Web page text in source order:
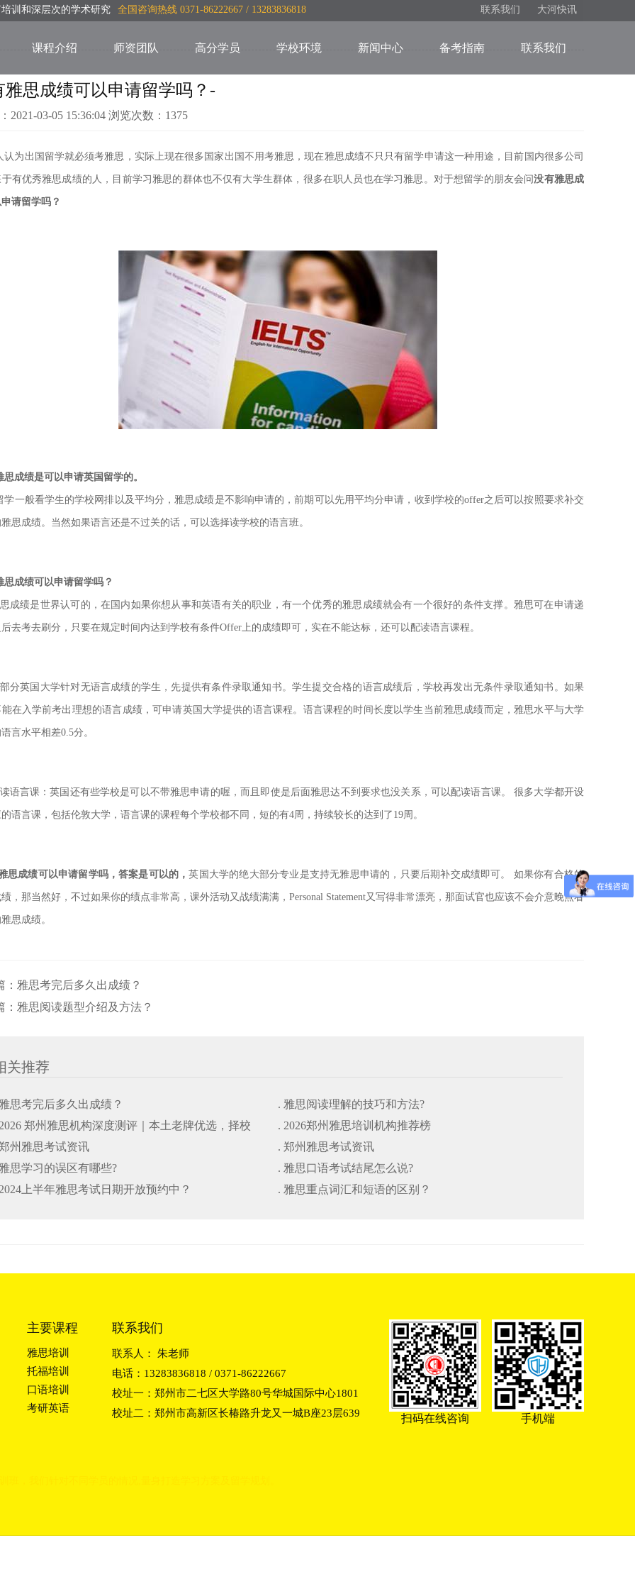
训和深层次的学术研究 全国咨询热线 0371-86222667 / 13283836818 联系我们 大河快讯
课程介绍 师资团队 高分学员 学校环境 新闻中心 备考指南 联系我们
雅思成绩可以申请留学吗？-
2021-03-05 15:36:04 浏览次数：1375
认为出国留学就必须考雅思，实际上现在很多国家出国不用考雅思，现在雅思成绩不只只有留学申请这一种用途，目前国内很多公司
有优秀雅思成绩的人，目前学习雅思的群体也不仅有大学生群体，很多在职人员也在学习雅思。对于想留学的朋友会问没有雅思成
请留学吗？
思成绩是可以申请英国留学的。
学一般看学生的学校网排以及平均分，雅思成绩是不影响申请的，前期可以先用平均分申请，收到学校的offer之后可以按照要求补交
思成绩。当然如果语言还是不过关的话，可以选择读学校的语言班。
思成绩可以申请留学吗？
成绩是世界认可的，在国内如果你想从事和英语有关的职业，有一个优秀的雅思成绩就会有一个很好的条件支撑。雅思可在申请递
去考去刷分，只要在规定时间内达到学校有条件Offer上的成绩即可，实在不能达标，还可以配读语言课程。
分英国大学针对无语言成绩的学生，先提供有条件录取通知书。学生提交合格的语言成绩后，学校再发出无条件录取通知书。 如果
在入学前考出理想的语言成绩，可申请英国大学提供的语言课程。语言课程的时间长度以学生当前雅思成绩而定，雅思水平与大学
言水平相差0.5分。
语言课：英国还有些学校是可以不带雅思申请的喔，而且即使是后面雅思达不到要求也没关系，可以配读语言课。 很多大学都开设
语言课，包括伦敦大学，语言课的课程每个学校都不同，短的有4周，持续较长的达到了19周。
思成绩可以申请留学吗，答案是可以的，英国大学的绝大部分专业是支持无雅思申请的，只要后期补交成绩即可。 如果你有合格的
，那当然好，不过如果你的绩点非常高，课外活动又战绩满满，Personal Statement又写得非常漂亮，那面试官也应该不会介意晚点看
思成绩。
： 雅思考完后多久出成绩？
雅思阅读题型介绍及方法？
关推荐
思考完后多久出成绩？
. 雅思阅读理解的技巧和方法?
郑州雅思机构深度测评｜本土老牌优选，择校
坑干货指南
. 2026郑州雅思培训机构推荐榜
州雅思考试资讯
. 郑州雅思考试资讯
思学习的误区有哪些?
. 雅思口语考试结尾怎么说?
上半年雅思考试日期开放预约中？
. 雅思重点词汇和短语的区别？
主要课程
雅思培训
托福培训
口语培训
考研英语
联系我们
联系人： 朱老师
电话：13283836818 / 0371-86222667
校址一：郑州市二七区大学路80号华城国际中心1801
校址二：郑州市高新区长椿路升龙又一城B座23层639
扫码在线咨询 手机端